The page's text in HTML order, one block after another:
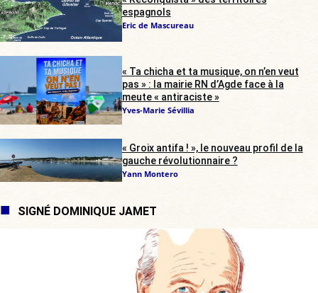
espagnols
Eric de Mascureau
« Ta chicha et ta musique, on n’en veut
pas » : la mairie RN d’Agde face à la
meute « antiraciste »
Yves-Marie Sévillia
« Groix antifa ! », le nouveau profil de la
gauche révolutionnaire ?
Yann Montero
SIGNÉ DOMINIQUE JAMET